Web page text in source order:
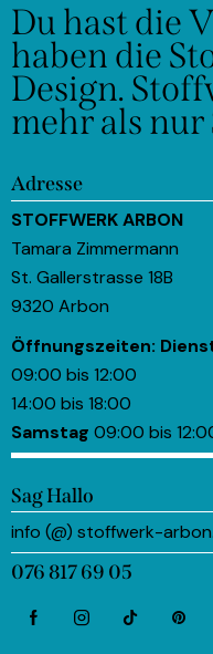
Du hast die
haben die
Design.
mehr als nur
Adresse
STOFFWERK ARBON
Tamara Zimmermann
St. Gallerstrasse 18B
9320 Arbon
Öffnungszeiten:
09:00 bis 12:00
14:00 bis 18:00
Samstag 09:00 bis
Sag Hallo
info (@) stoffwerk-
076 817 69 05